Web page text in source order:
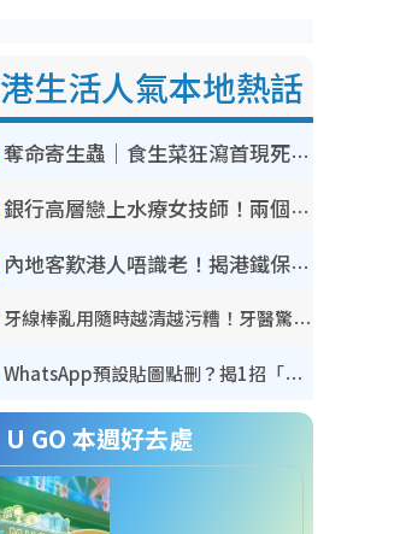
港生活人氣本地熱話
奪命寄生蟲｜食生菜狂瀉首現死者！疫潮惡化錄1.8萬宗病例 揭洗菜3大謬誤
銀行高層戀上水療女技師！兩個月借128萬驚覺「沉船」沉落火海 揭背後疑似邪教操控賣淫
內地客歎港人唔識老！揭港鐵保鮮級冷氣 港人求放過：咪投訴
牙線棒亂用隨時越清越污糟！牙醫驚揭盲目過戶細菌恐致蛀牙：呢種先係日常真保養
WhatsApp預設貼圖點刪？揭1招「反向操作」還原簡潔介面 附3步實測教學
U GO 本週好去處